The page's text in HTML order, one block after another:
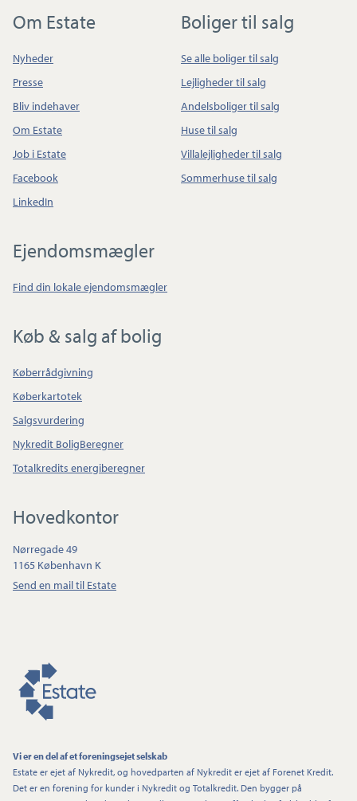
Om Estate
Nyheder
Presse
Bliv indehaver
Om Estate
Job i Estate
Facebook
LinkedIn
Boliger til salg
Se alle boliger til salg
Lejligheder til salg
Andelsboliger til salg
Huse til salg
Villalejligheder til salg
Sommerhuse til salg
Ejendomsmægler
Find din lokale ejendomsmægler
Køb & salg af bolig
Køberrådgivning
Køberkartotek
Salgsvurdering
Nykredit BoligBeregner
Totalkredits energiberegner
Hovedkontor
Nørregade 49
1165 København K
Send en mail til Estate
Vi er en del af et foreningsejet selskab
Estate er ejet af Nykredit, og hovedparten af Nykredit er ejet af Forenet Kredit.
Det er en forening for kunder i Nykredit og Totalkredit. Den bygger på